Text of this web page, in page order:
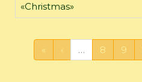
«Christmas»
« ‹ … 8 9